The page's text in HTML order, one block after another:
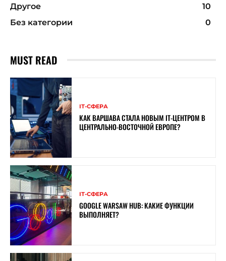
Другое
10
Без категории
0
MUST READ
ІТ-СФЕРА
КАК ВАРШАВА СТАЛА НОВЫМ IT-ЦЕНТРОМ В
ЦЕНТРАЛЬНО-ВОСТОЧНОЙ ЕВРОПЕ?
ІТ-СФЕРА
GOOGLE WARSAW HUB: КАКИЕ ФУНКЦИИ
ВЫПОЛНЯЕТ?